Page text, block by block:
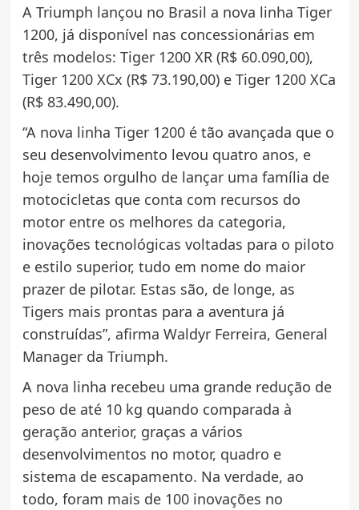
A Triumph lançou no Brasil a nova linha Tiger
1200, já disponível nas concessionárias em
três modelos: Tiger 1200 XR (R$ 60.090,00),
Tiger 1200 XCx (R$ 73.190,00) e Tiger 1200 XCa
(R$ 83.490,00).
“A nova linha Tiger 1200 é tão avançada que o
seu desenvolvimento levou quatro anos, e
hoje temos orgulho de lançar uma família de
motocicletas que conta com recursos do
motor entre os melhores da categoria,
inovações tecnológicas voltadas para o piloto
e estilo superior, tudo em nome do maior
prazer de pilotar. Estas são, de longe, as
Tigers mais prontas para a aventura já
construídas”, afirma Waldyr Ferreira, General
Manager da Triumph.
A nova linha recebeu uma grande redução de
peso de até 10 kg quando comparada à
geração anterior, graças a vários
desenvolvimentos no motor, quadro e
sistema de escapamento. Na verdade, ao
todo, foram mais de 100 inovações no